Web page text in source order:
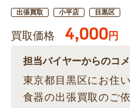
出張買取 小平店 目黒区
買取価格 4,000円
担当バイヤーからのコ
東京都目黒区にお住
食器の出張買取のご